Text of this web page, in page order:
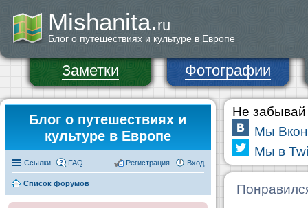
Mishanita.ru
Блог о путешествиях и культуре в Европе
Заметки Фотографии
Блог о путешествиях и
культуре в Европе
Ссылки FAQ Вход
Регистрация
Список форумов
Не забывай
Мы
Мы в